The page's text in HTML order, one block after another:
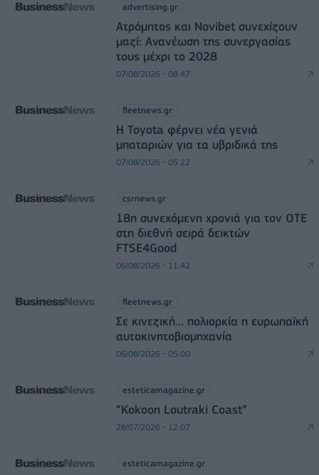
advertising.gr
Ατρόμητος και Novibet συνεχίζουν
μαζί: Ανανέωση της συνεργασίας
τους μέχρι το 2028
07/08/2026 - 08:47
fleetnews.gr
Η Toyota φέρνει νέα γενιά
μπαταριών για τα υβριδικά της
07/08/2026 - 05:22
csrnews.gr
18η συνεχόμενη χρονιά για τον ΟΤΕ
στη διεθνή σειρά δεικτών
FTSE4Good
06/08/2026 - 11:42
fleetnews.gr
Σε κινεζική… πολιορκία η ευρωπαϊκή
αυτοκινητοβιομηχανία
06/08/2026 - 05:00
esteticamagazine.gr
“Kokoon Loutraki Coast”
28/07/2026 - 12:07
esteticamagazine.gr